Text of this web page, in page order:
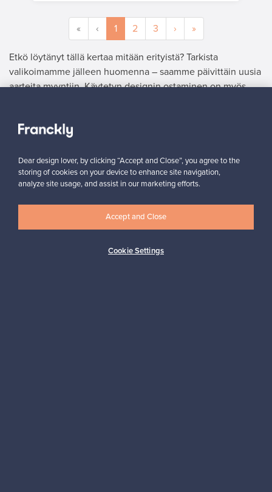
« ‹ 1 2 3 › »
Etkö löytänyt tällä kertaa mitään erityistä? Tarkista
valikoimamme jälleen huomenna – saamme päivittäin uusia
aarteita myyntiin. Käytetyn designin ostaminen on myös
valaisimia, astioita sekä vanhoja huonekaluja, jotka
”Myyjän näkökulmasta prosessi oli todella helppo ja tehokas.
Laitan ehdottomasti lisää tuotteita myyntiin.”
Mary, Ranska
Vahvistettu myyjä
Dear design lover, by clicking “Accept and Close”, you agree to the
storing of cookies on your device to enhance site navigation,
analyze site usage, and assist in our marketing efforts.
Cookie Settings
Accept and Close